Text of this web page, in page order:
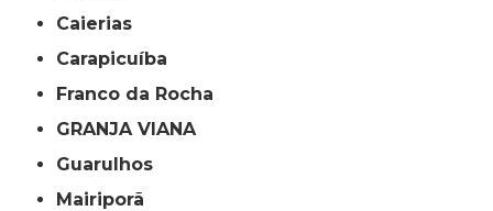
Caierias
Carapicuíba
Franco da Rocha
GRANJA VIANA
Guarulhos
Mairiporã